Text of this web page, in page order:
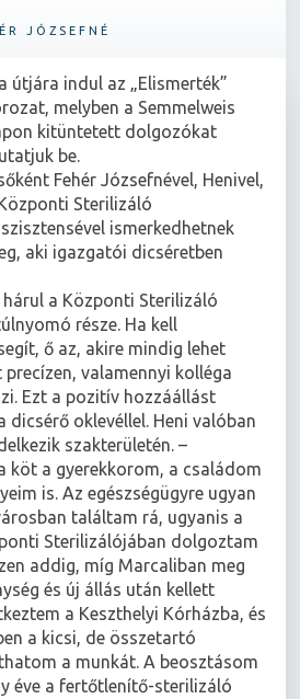
JÓZSEFNÉ
útjára indul az „Elismerték”
melyben a Semmelweis
kitüntetett dolgozókat
be.
Fehér Józsefnével, Henivel,
Sterilizáló
ismerkedhetnek
aki igazgatói dicséretben
a Központi Sterilizáló
része. Ha kell
ő az, akire mindig lehet
valamennyi kolléga
Ezt a pozitív hozzáállást
dicsérő oklevéllel. Heni valóban
szakterületén. –
köt a gyerekkorom, a családom
is. Az egészségügyre ugyan
találtam rá, ugyanis a
Sterilizálójában dolgoztam
addig, míg Marcaliban meg
és új állás után kellett
a Keszthelyi Kórházba, és
a kicsi, de összetartó
a munkát. A beosztásom
éve a fertőtlenítő-sterilizáló